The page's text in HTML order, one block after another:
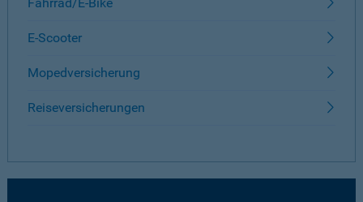
E-Scooter
Mopedversicherung
Reiseversicherungen